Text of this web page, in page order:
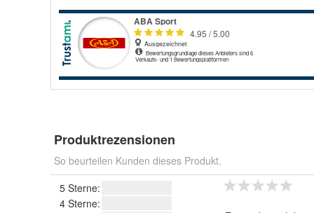
Produktrezensionen
So beurteilen Kunden dieses Produkt.
5 Sterne:
4 Sterne: